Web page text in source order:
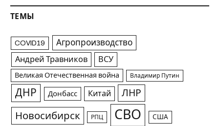
ТЕМЫ
COVID19 Агропроизводство
Андрей Травников ВСУ
Великая Отечественная война Владимир Путин
ДНР Донбасс Китай ЛНР
Новосибирск РПЦ СВО США